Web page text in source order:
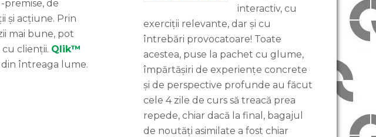
de
și acțiune. Prin
mai bune, pot
clienții. Qlik™
întreaga lume.
interactiv, cu
exerciții relevante, dar și cu
întrebări provocatoare! Toate
acestea, puse la pachet cu glume,
împărtășiri de experiențe concrete
și de perspective profunde au făcut
cele 4 zile de curs să treacă prea
repede, chiar dacă la final, bagajul
de noutăți asimilate a fost chiar